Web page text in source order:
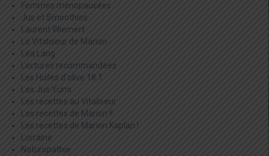
Femmes ménopausées
Jus et Smoothies
Laurent Wiemert
Le Vitaliseur de Marion
Léa Lang
Lectures recommandées
Les Huiles d'olive 18:1
Les Jus Yumi
Les recettes au Vitaliseur
Les recettes de Marion !!
Les recettes de Marion Kaplan !
Lorraine
Naturopathie